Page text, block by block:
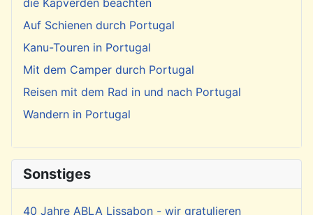
Auf Schienen durch Portugal
Kanu-Touren in Portugal
Mit dem Camper durch Portugal
Reisen mit dem Rad in und nach Portugal
Wandern in Portugal
Sonstiges
40 Jahre ABLA Lissabon - wir gratulieren